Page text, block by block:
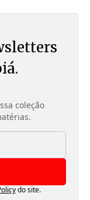
coleção
do site.